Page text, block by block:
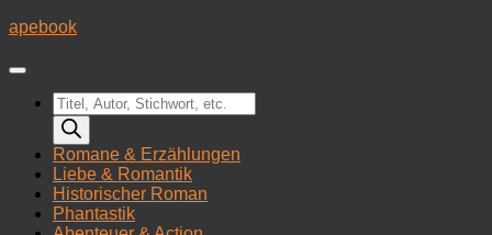
Zum
springen
apebook
Products
search
Romane & Erzählungen
Liebe & Romantik
Historischer Roman
Phantastik